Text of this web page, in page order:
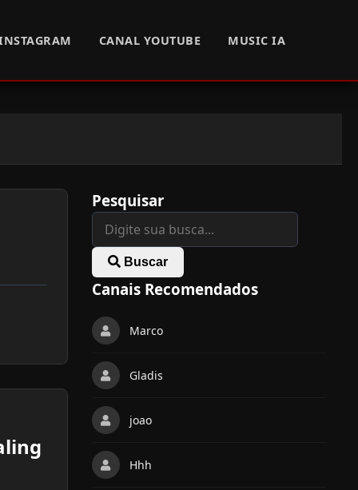
CANAL YOUTUBE MUSIC IA
Pesquisar
Buscar
Canais Recomendados
Marco
Gladis
joao
Hhh